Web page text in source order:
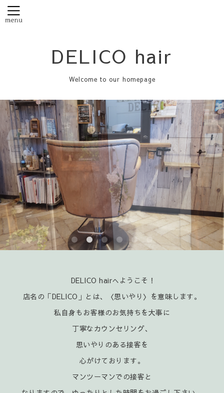
DELICO hair
Welcome to our homepage
DELICO hairへようこそ！
店名の「DELICO」とは、〈思いやり〉を意味します。
私自身もお客様のお気持ちを大事に
丁寧なカウンセリング、
思いやりのある接客を
心がけております。
マンツーマンでの接客と